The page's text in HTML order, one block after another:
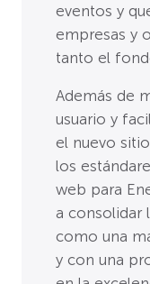
eventos y
empresas y
tanto el
Además de
usuario y
el nuevo
los
web para
a consolidar
como una
y con una